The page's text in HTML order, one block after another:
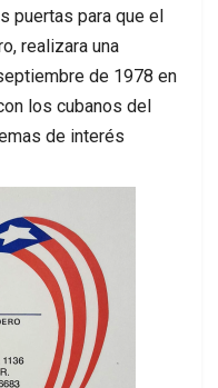
puertas para que el
realizara una
de 1978 en
los cubanos del
de interés